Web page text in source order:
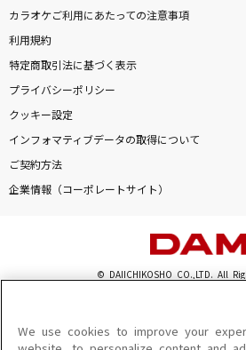
カラオケご利用にあたっての注意事項
利用規約
特定商取引法に基づく表示
プライバシーポリシー
クッキー設定
インフォマティブデータの取得について
ご契約方法
企業情報（コーポレートサイト）
© DAIICHIKOSHO CO.,LTD. All
このサイトに掲載されている一切の文章・画像・写
を問わず、著作権法の定める範囲を超えて無断で複
を禁じます。
We use cookies to improve your